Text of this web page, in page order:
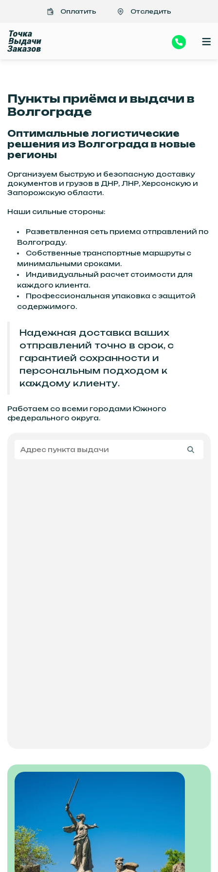
>Отправить посылки, документы в Донецк, Луганск из Волгограда
| Быстро, надежно, недорого
Оплатить Отследить
Пункты приёма и выдачи в
Волгограде
Оптимальные логистические
решения из Волгограда в новые
регионы
Организуем быструю и безопасную доставку
документов и грузов в ДНР, ЛНР, Херсонскую и
Запорожскую области.
Наши сильные стороны:
Разветвленная сеть приема отправлений по
Волгограду.
Собственные транспортные маршруты с
минимальными сроками.
Индивидуальный расчет стоимости для
каждого клиента.
Профессиональная упаковка с защитой
содержимого.
Надежная доставка ваших
отправлений точно в срок, с
гарантией сохранности и
персональным подходом к
каждому клиенту.
Работаем со всеми городами Южного
федерального округа.